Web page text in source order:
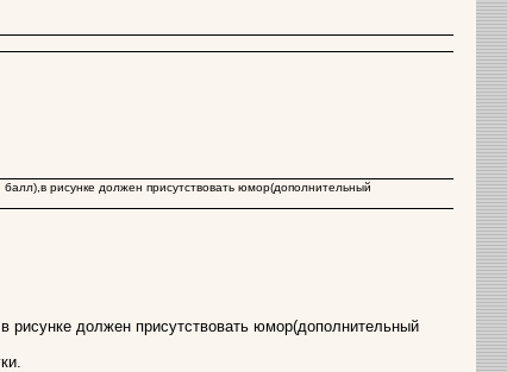
рисунке должен присутствовать юмор(дополнительный
рисунке должен присутствовать юмор(дополнительный